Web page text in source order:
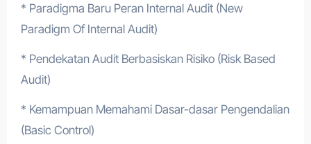
* Paradigma Baru Peran Internal Audit (New
Paradigm Of Internal Audit)
* Pendekatan Audit Berbasiskan Risiko (Risk Based
Audit)
* Kemampuan Memahami Dasar-dasar Pengendalian
(Basic Control)